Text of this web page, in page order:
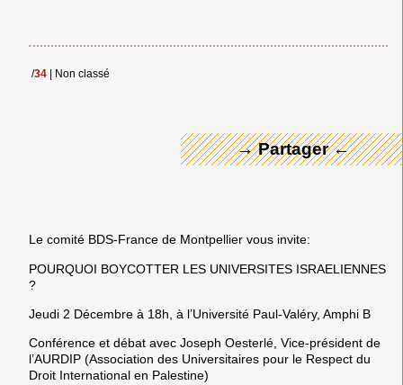
/34 Non classé
→ Partager ←
Le comité BDS-France de Montpellier vous invite:
POURQUOI BOYCOTTER LES UNIVERSITES ISRAELIENNES
?
Jeudi 2 Décembre à 18h, à l’Université Paul-Valéry, Amphi B
Conférence et débat avec Joseph Oesterlé, Vice-président de
l’AURDIP (Association des Universitaires pour le Respect du
Droit International en Palestine)